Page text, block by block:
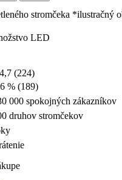
*ilustračný
LED
4,7 (224)
% (189)
000 spokojných zákazníkov
druhov stromčekov